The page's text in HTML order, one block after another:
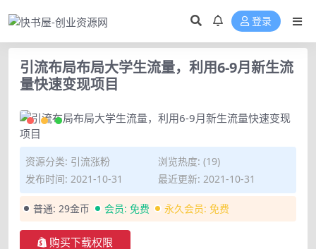
登录
引流布局布局大学生流量，利用6-9月新生流
量快速变现项目
资源分类: 引流涨粉
浏览热度: (19)
发布时间: 2021-10-31
最近更新: 2021-10-31
普通: 29金币 会员: 免费 永久会员: 免费
购买下载权限